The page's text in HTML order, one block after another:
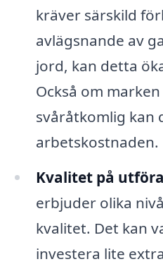
kräver särskild
avlägsnande av
jord, kan detta
Också om
svåråtkomlig kan
arbetskostnaden.
Kvalitet på
erbjuder olika
kvalitet. Det kan
investera lite